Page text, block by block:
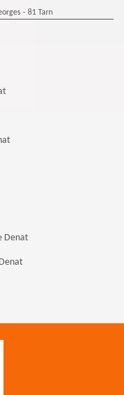
- 81 Tarn
Denat